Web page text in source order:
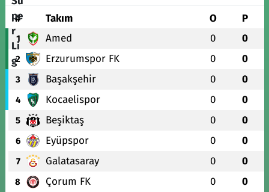
# Takım O P
1 Amed 0 0
2 Erzurumspor FK 0 0
3 Başakşehir 0 0
4 Kocaelispor 0 0
5 Beşiktaş 0 0
6 Eyüpspor 0 0
7 Galatasaray 0 0
8 Çorum FK 0 0